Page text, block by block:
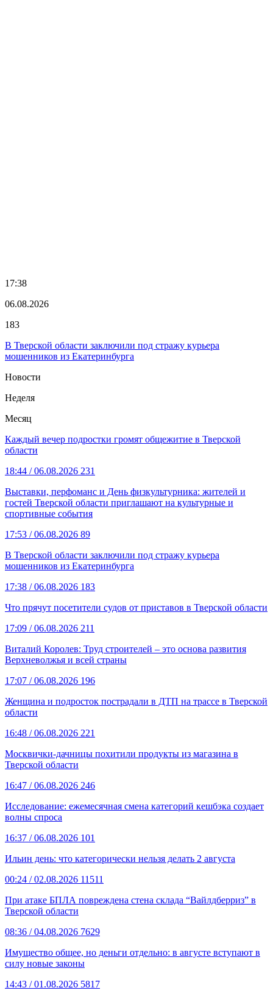
17:38
06.08.2026
183
В Тверской области заключили под стражу курьера
мошенников из Екатеринбурга
Новости
Неделя
Месяц
Каждый вечер подростки громят общежитие в Тверской
области
18:44 / 06.08.2026 231
Выставки, перфоманс и День физкультурника: жителей и
гостей Тверской области приглашают на культурные и
спортивные события
17:53 / 06.08.2026 89
В Тверской области заключили под стражу курьера
мошенников из Екатеринбурга
17:38 / 06.08.2026 183
Что прячут посетители судов от приставов в Тверской области
17:09 / 06.08.2026 211
Виталий Королев: Труд строителей – это основа развития
Верхневолжья и всей страны
17:07 / 06.08.2026 196
Женщина и подросток пострадали в ДТП на трассе в Тверской
области
16:48 / 06.08.2026 221
Москвички-дачницы похитили продукты из магазина в
Тверской области
16:47 / 06.08.2026 246
Исследование: ежемесячная смена категорий кешбэка создает
волны спроса
16:37 / 06.08.2026 101
Ильин день: что категорически нельзя делать 2 августа
00:24 / 02.08.2026 11511
При атаке БПЛА повреждена стена склада “Вайлдберриз” в
Тверской области
08:36 / 04.08.2026 7629
Имущество общее, но деньги отдельно: в августе вступают в
силу новые законы
14:43 / 01.08.2026 5817